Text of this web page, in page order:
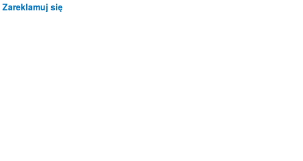
Zareklamuj się